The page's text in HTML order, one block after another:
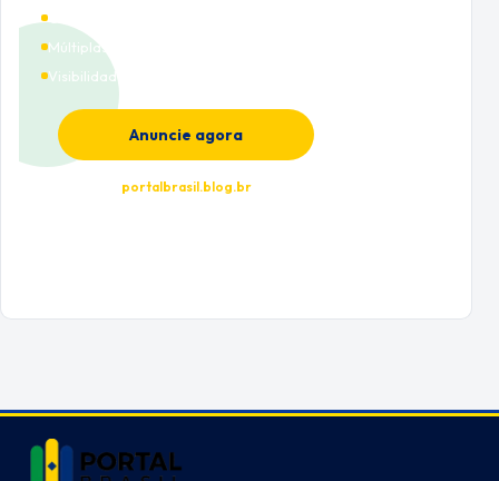
Cobertura nacional
Múltiplas categorias
Visibilidade premium
Anuncie agora
portalbrasil.blog.br